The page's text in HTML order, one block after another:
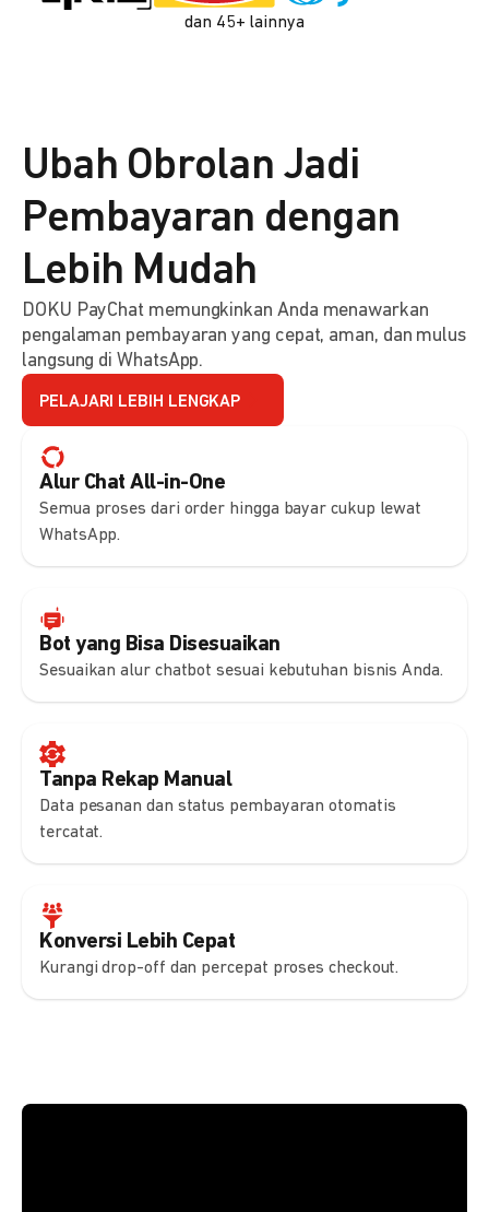
dan 45+ lainnya
Alur Chat All-in-One
Semua proses dari order hingga bayar cukup lewat
WhatsApp.
Bot yang Bisa Disesuaikan
Sesuaikan alur chatbot sesuai kebutuhan bisnis Anda.
Tanpa Rekap Manual
Data pesanan dan status pembayaran otomatis
tercatat.
Konversi Lebih Cepat
Kurangi drop-off dan percepat proses checkout.
Ubah Obrolan Jadi
Pembayaran dengan
Lebih Mudah
DOKU PayChat memungkinkan Anda menawarkan
pengalaman pembayaran yang cepat, aman, dan mulus
langsung di WhatsApp.
PELAJARI LEBIH LENGKAP